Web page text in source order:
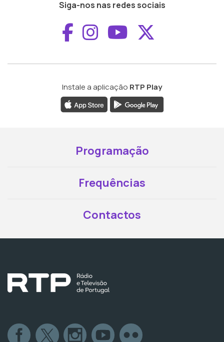
Siga-nos nas redes sociais
Aceder ao
Aceder ao
Aceder ao
Instale a aplicação RTP Play
Programação
Frequências
Contactos